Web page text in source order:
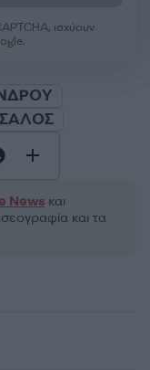
ισχύουν
News και
και τα